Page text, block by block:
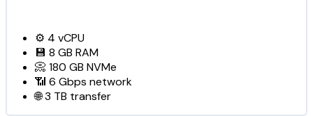
⚙️ 4 vCPU
💾 8 GB RAM
📀 180 GB NVMe
📶 6 Gbps network
🌐3 TB transfer